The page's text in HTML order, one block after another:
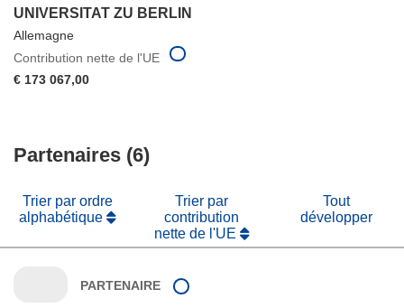
UNIVERSITAT ZU BERLIN
Allemagne
Contribution nette de l'UE
€ 173 067,00
Partenaires (6)
Trier par ordre
alphabétique
Trier par
contribution
nette de l'UE
Tout
développer
PARTENAIRE